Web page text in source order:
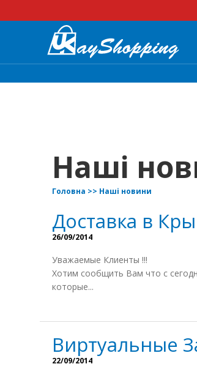
Наші
Головна >> Наші новини
Доставка в
26/09/2014
Уважаемые Клиенты !!!
Хотим сообщить Вам что с
которые...
Виртуальные
22/09/2014